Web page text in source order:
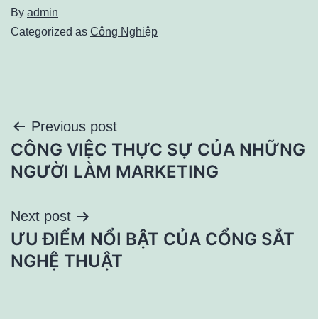
By admin
Categorized as Công Nghiệp
Điều
hướng
viết
Previous post
CÔNG VIỆC THỰC SỰ CỦA NHỮNG
NGƯỜI LÀM MARKETING
Next post
ƯU ĐIỂM NỔI BẬT CỦA CỔNG SẮT
NGHỆ THUẬT